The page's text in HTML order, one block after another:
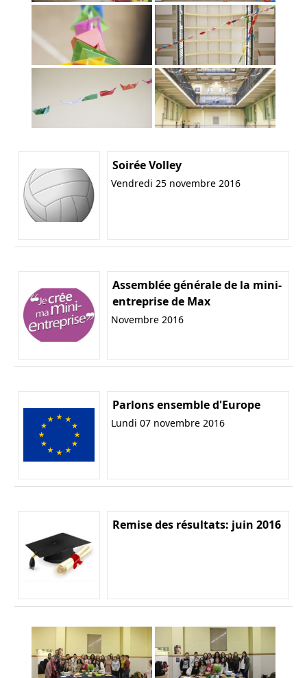
Soirée Volley
Vendredi 25 novembre 2016
Assemblée générale de la mini-
entreprise de Max
Novembre 2016
Parlons ensemble d'Europe
Lundi 07 novembre 2016
Remise des résultats: juin 2016